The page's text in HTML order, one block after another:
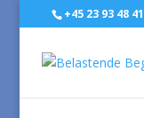
+45 23 93 48 41